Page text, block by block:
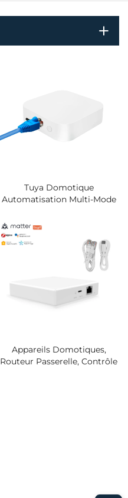
Tuya Domotique
Automatisation Multi-Mode
Smart WiFi Hub Pour
Interrupteur Mural Prises
Appareils Domotiques,
Routeur Passerelle, Contrôle